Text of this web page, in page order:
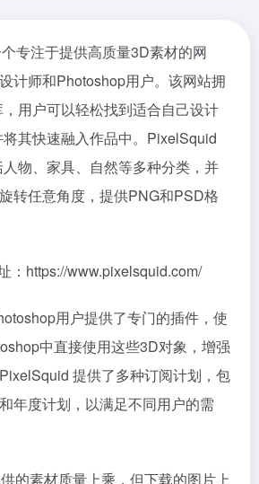
专注于提供高质量3D素材的网
计师和Photoshop用户。该网站拥
用户可以轻松找到适合自己设计
其快速融入作品中。PixelSquid
物、家具、自然等多种分类，并
转任意角度，提供PNG和PSD格
：https://www.pixelsquid.com/
用户提供了专门的插件，使
中直接使用这些3D对象，增强
提供了多种订阅计划，包
年度计划，以满足不同用户的需
的素材质量上乘，但下载的图片上